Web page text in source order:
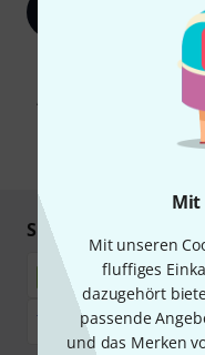
Mit
Mit unseren
fluffiges
dazugehört
passende
und das Merken
Mit Klick auf „Jetzt
Werbung und einer
Abmeldung ist jederzeit
unseren
Sicher einkaufen &